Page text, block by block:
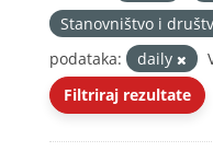
Stanovništvo i
podataka:
daily
Filtriraj rezultate